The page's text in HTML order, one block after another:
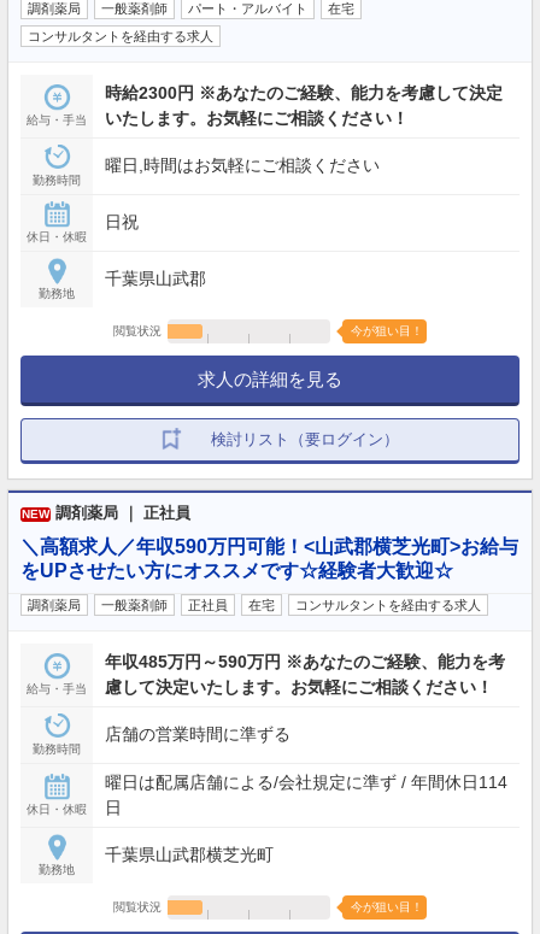
調剤薬局 一般薬剤師 パート・アルバイト
在宅
コンサルタントを経由する求人
給与・手当
時給2300円 ※あなたのご経験、能力を考慮して決定
いたします。お気軽にご相談ください！
勤務時間
曜日,時間はお気軽にご相談ください
休日・休暇
日祝
勤務地
千葉県山武郡
閲覧状況 今が狙い目！
求人の詳細を見る
検討リスト（要ログイン）
NEW 調剤薬局 ｜ 正社員
＼高額求人／年収590万円可能！<山武郡横芝光町>お給与
をUPさせたい方にオススメです☆経験者大歓迎☆
調剤薬局 一般薬剤師 正社員 在宅 コンサルタントを経由する求人
給与・手当
年収485万円～590万円 ※あなたのご経験、能力を考
慮して決定いたします。お気軽にご相談ください！
勤務時間
店舗の営業時間に準ずる
休日・休暇
曜日は配属店舗による/会社規定に準ず / 年間休日114
日
勤務地
千葉県山武郡横芝光町
閲覧状況 今が狙い目！